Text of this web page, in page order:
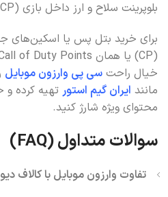
بلوپرینت سلاح و ارز داخل بازی (CP) دریافت می‌کنید.
برای خرید بتل پس یا اسکین‌های
خیال راحت سی پی وارزون موبایل
مانند ایران گیم استور تهیه کرده و
محتوای ویژه شارژ کنید.
سوالات متداول (FAQ)
تفاوت وارزون موبایل با کالاف